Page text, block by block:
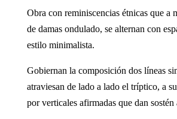
Obra con reminiscencias étnicas que a
de damas ondulado, se alternan con
estilo minimalista.
Gobiernan la composición dos líneas
atraviesan de lado a lado el tríptico, a
por verticales afirmadas que dan sostén